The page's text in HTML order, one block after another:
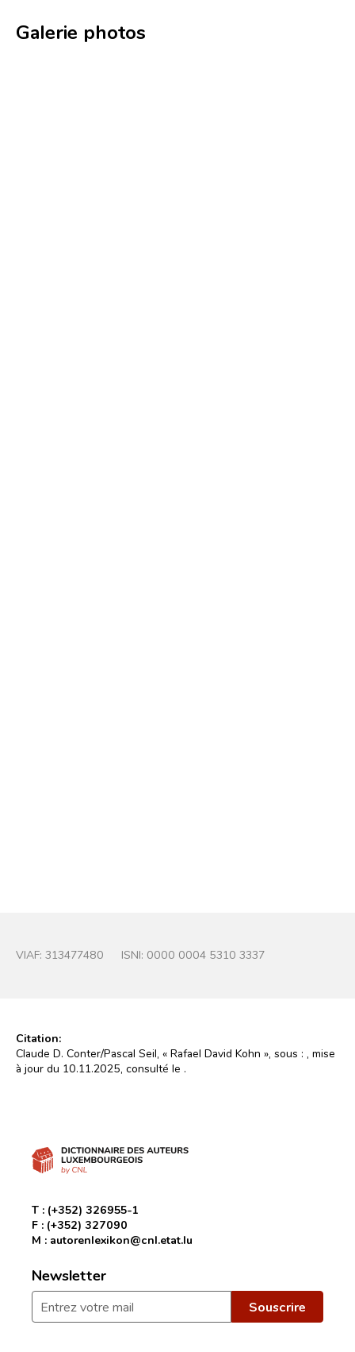
Galerie photos
VIAF: 313477480 ISNI: 0000 0004 5310 3337
Citation:
Claude D. Conter/Pascal Seil, « Rafael David Kohn », sous : , mise
à jour du 10.11.2025, consulté le .
T : (+352) 326955-1
F : (+352) 327090
M : autorenlexikon@cnl.etat.lu
Newsletter